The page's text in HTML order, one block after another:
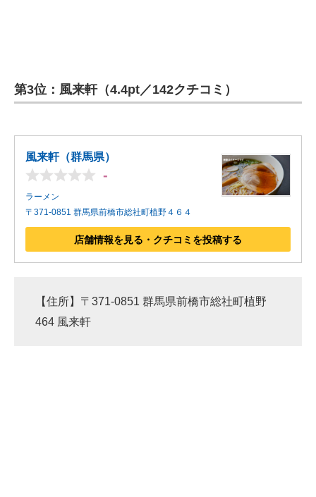
第3位：風来軒（4.4pt／142クチコミ）
風来軒（群馬県）
-
ラーメン
〒371-0851 群馬県前橋市総社町植野４６４
店舗情報を見る・クチコミを投稿する
【住所】〒371-0851 群馬県前橋市総社町植野
464 風来軒